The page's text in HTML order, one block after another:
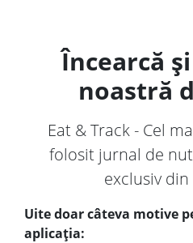
Încearcă
noastră
Eat & Track - Cel
folosit jurnal de
exclusiv
Uite doar câteva motive
aplicația: